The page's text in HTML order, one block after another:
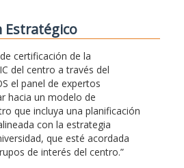
Estratégico
certificación de la
del centro a través del
el panel de expertos
hacia un modelo de
que incluya una planificación
con la estrategia
que esté acordada
de interés del centro.”